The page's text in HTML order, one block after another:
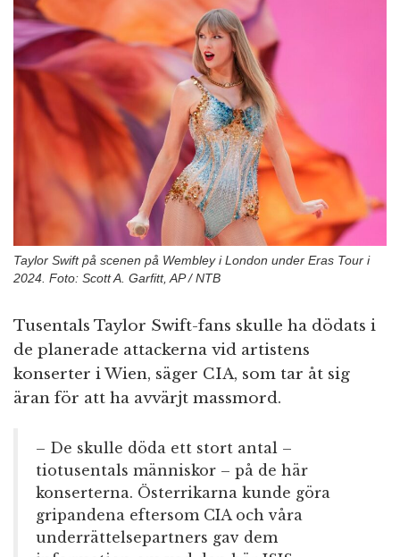
Taylor Swift på scenen på Wembley i London under Eras Tour i
2024. Foto: Scott A. Garfitt, AP / NTB
Tusentals Taylor Swift-fans skulle ha dödats i
de planerade attackerna vid artistens
konserter i Wien, säger CIA, som tar åt sig
äran för att ha avvärjt massmord.
– De skulle döda ett stort antal –
tiotusentals människor – på de här
konserterna. Österrikarna kunde göra
gripandena eftersom CIA och våra
underrättelsepartners gav dem